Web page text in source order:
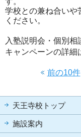
学校との兼ね合いや
ください。
入塾説明会・個別相
キャンペーンの詳細
前の10件
天王寺校トップ
施設案内